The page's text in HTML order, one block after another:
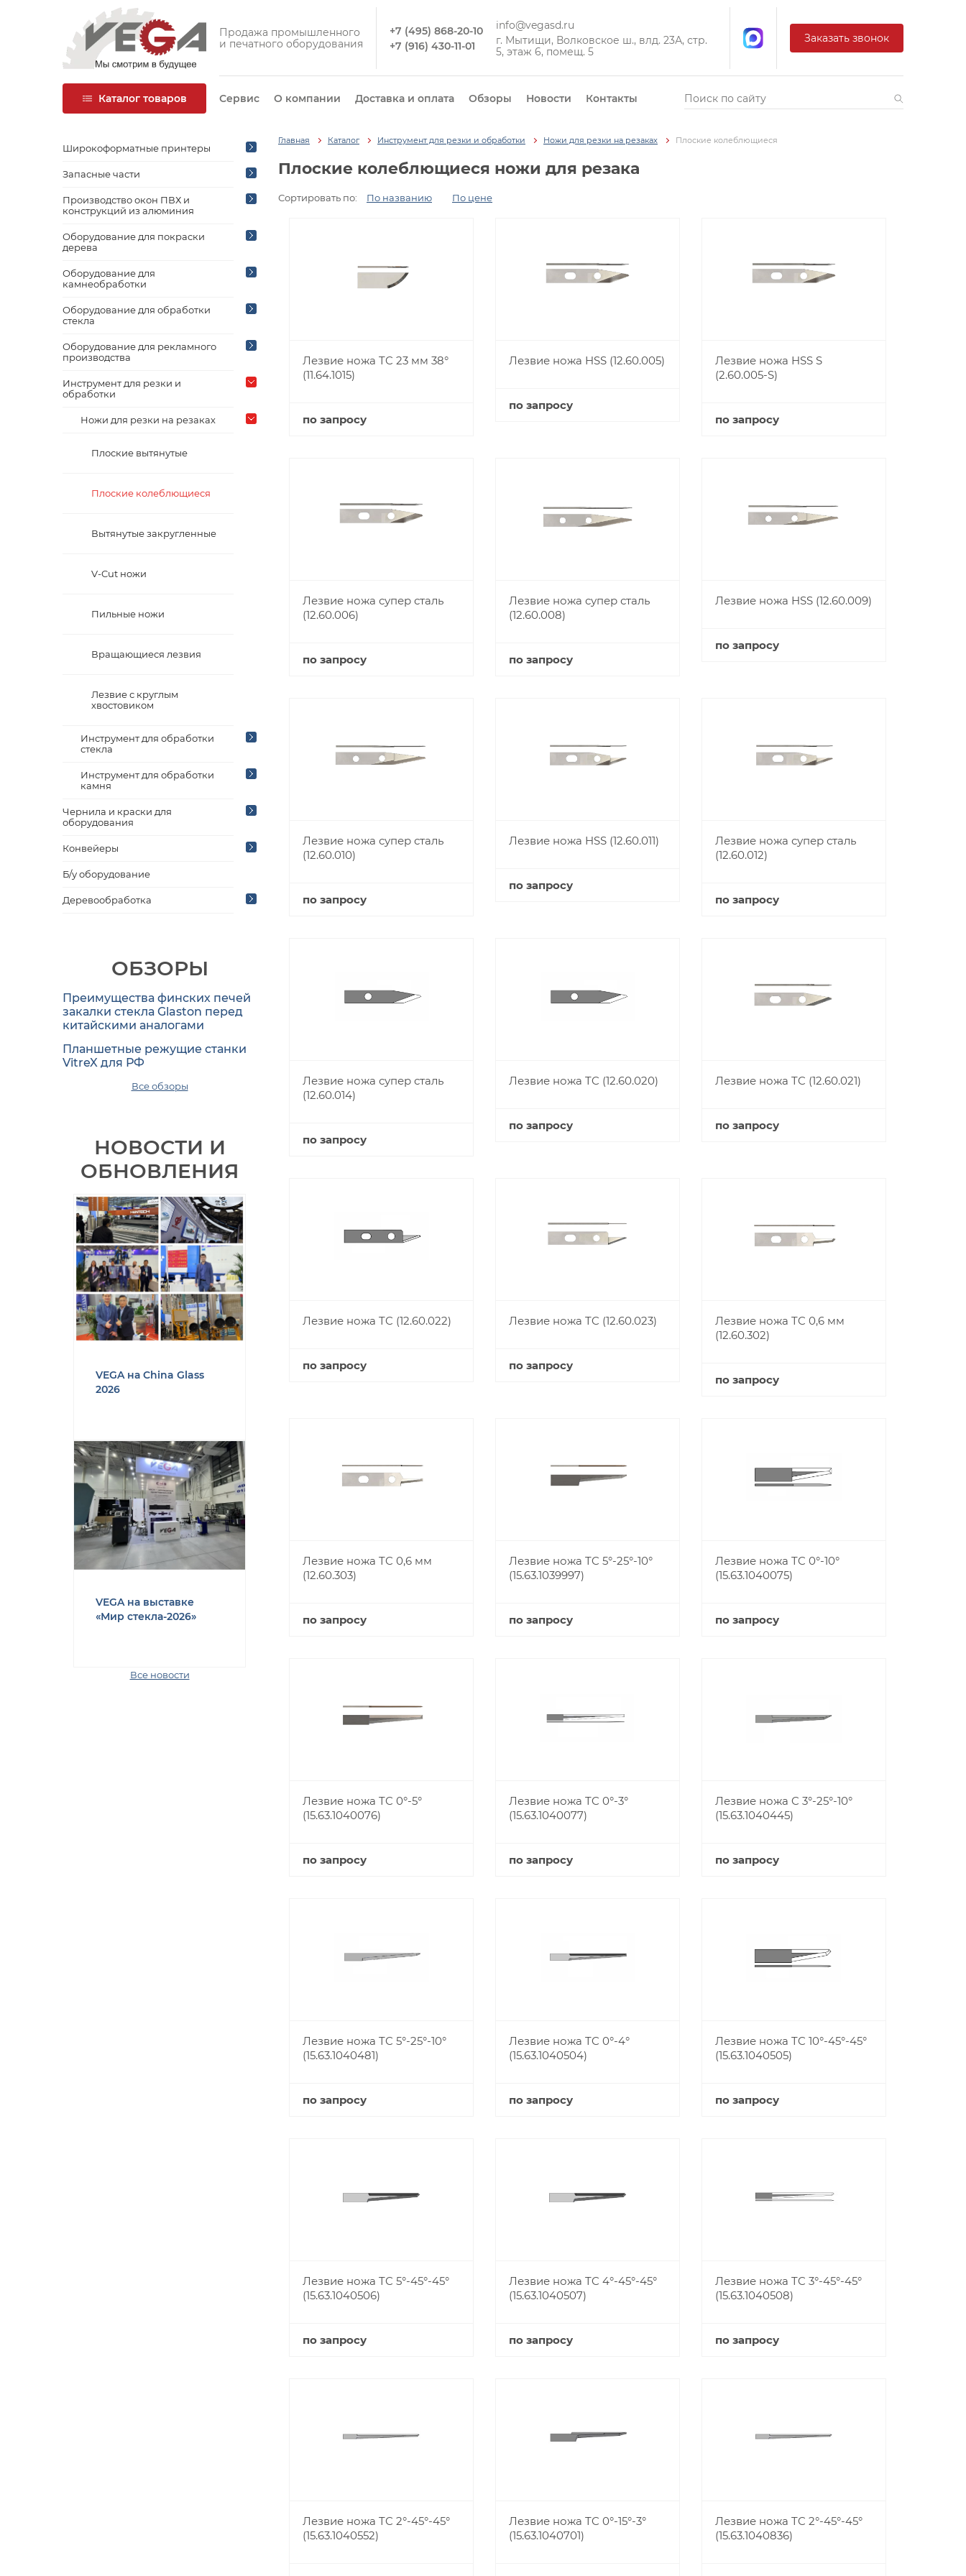
Продажа промышленного
и печатного оборудования
+7 (495) 868-20-10
+7 (916) 430-11-01
info@vegasd.ru
г. Мытищи, Волковское ш., влд. 23А, стр.
5, этаж 6, помещ. 5
Заказать звонок
Каталог товаров Сервис О компании Доставка и оплата Обзоры Новости Контакты
Широкоформатные принтеры
Запасные части
Производство окон ПВХ и
конструкций из алюминия
Оборудование для покраски
дерева
Оборудование для
камнеобработки
Оборудование для обработки
стекла
Оборудование для рекламного
производства
Инструмент для резки и
обработки
Ножи для резки на резаках
Плоские вытянутые
Плоские колеблющиеся
Вытянутые закругленные
V-Cut ножи
Пильные ножи
Вращающиеся лезвия
Лезвие с круглым
хвостовиком
Инструмент для обработки
стекла
Инструмент для обработки
камня
Чернила и краски для
оборудования
Конвейеры
Б/у оборудование
Деревообработка
ОБЗОРЫ
Преимущества финских печей
закалки стекла Glaston перед
китайскими аналогами
Планшетные режущие станки
VitreX для РФ
Все обзоры
НОВОСТИ И
ОБНОВЛЕНИЯ
VEGA на China Glass
2026
VEGA на выставке
«Мир стекла-2026»
Все новости
Главная Каталог Инструмент для резки и обработки Ножи для резки на резаках Плоские колеблющиеся
Плоские колеблющиеся ножи для резака
Сортировать по: По названию По цене
Лезвие ножа TC 23 мм 38°
(11.64.1015)
по запросу
Лезвие ножа HSS (12.60.005)
по запросу
Лезвие ножа HSS S
(2.60.005-S)
по запросу
Лезвие ножа супер сталь
(12.60.006)
по запросу
Лезвие ножа супер сталь
(12.60.008)
по запросу
Лезвие ножа HSS (12.60.009)
по запросу
Лезвие ножа супер сталь
(12.60.010)
по запросу
Лезвие ножа HSS (12.60.011)
по запросу
Лезвие ножа супер сталь
(12.60.012)
по запросу
Лезвие ножа супер сталь
(12.60.014)
по запросу
Лезвие ножа TC (12.60.020)
по запросу
Лезвие ножа TC (12.60.021)
по запросу
Лезвие ножа TC (12.60.022)
по запросу
Лезвие ножа TC (12.60.023)
по запросу
Лезвие ножа TC 0,6 мм
(12.60.302)
по запросу
Лезвие ножа TC 0,6 мм
(12.60.303)
по запросу
Лезвие ножа TC 5°-25°-10°
(15.63.1039997)
по запросу
Лезвие ножа TC 0°-10°
(15.63.1040075)
по запросу
Лезвие ножа TC 0°-5°
(15.63.1040076)
по запросу
Лезвие ножа TC 0°-3°
(15.63.1040077)
по запросу
Лезвие ножа C 3°-25°-10°
(15.63.1040445)
по запросу
Лезвие ножа TC 5°-25°-10°
(15.63.1040481)
по запросу
Лезвие ножа TC 0°-4°
(15.63.1040504)
по запросу
Лезвие ножа TC 10°-45°-45°
(15.63.1040505)
по запросу
Лезвие ножа TC 5°-45°-45°
(15.63.1040506)
по запросу
Лезвие ножа TC 4°-45°-45°
(15.63.1040507)
по запросу
Лезвие ножа TC 3°-45°-45°
(15.63.1040508)
по запросу
Лезвие ножа TC 2°-45°-45°
(15.63.1040552)
Лезвие ножа TC 0°-15°-3°
(15.63.1040701)
Лезвие ножа TC 2°-45°-45°
(15.63.1040836)